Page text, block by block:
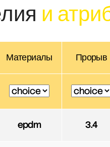
и
Материалы Прорыв
epdm 3.4